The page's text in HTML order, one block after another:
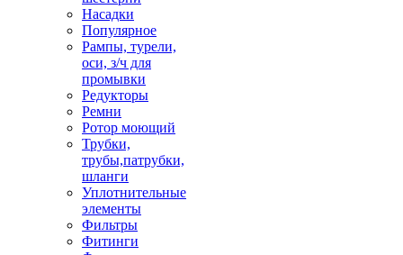
Насадки
Популярное
Рампы, турели,
оси, з/ч для
промывки
Редукторы
Ремни
Ротор моющий
Трубки,
трубы,патрубки,
шланги
Уплотнительные
элементы
Фильтры
Фитинги